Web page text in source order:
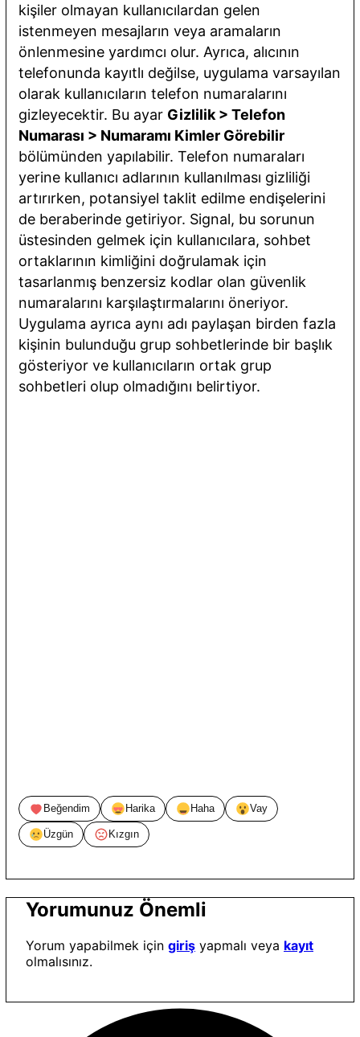
kişiler olmayan kullanıcılardan gelen
istenmeyen mesajların veya aramaların
önlenmesine yardımcı olur. Ayrıca, alıcının
telefonunda kayıtlı değilse, uygulama varsayılan
olarak kullanıcıların telefon numaralarını
gizleyecektir. Bu ayar Gizlilik > Telefon
Numarası > Numaramı Kimler Görebilir
bölümünden yapılabilir. Telefon numaraları
yerine kullanıcı adlarının kullanılması gizliliği
artırırken, potansiyel taklit edilme endişelerini
de beraberinde getiriyor. Signal, bu sorunun
üstesinden gelmek için kullanıcılara, sohbet
ortaklarının kimliğini doğrulamak için
tasarlanmış benzersiz kodlar olan güvenlik
numaralarını karşılaştırmalarını öneriyor.
Uygulama ayrıca aynı adı paylaşan birden fazla
kişinin bulunduğu grup sohbetlerinde bir başlık
gösteriyor ve kullanıcıların ortak grup
sohbetleri olup olmadığını belirtiyor.
Beğendim Harika Haha Vay
Üzgün Kızgın
Yorumunuz Önemli
Yorum yapabilmek için giriş yapmalı veya kayıt
olmalısınız.